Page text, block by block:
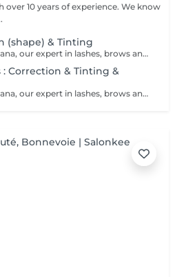
10 years of experience. We know
(shape) & Tinting
Service performed by Diana, our expert in lashes, brows and hair removal, with over 10 years of experience, ensuring precision and high-quality results.
Correction & Tinting &
Service performed by Diana, our expert in lashes, brows and hair removal, with over 10 years of experience, ensuring precision and high-quality results.